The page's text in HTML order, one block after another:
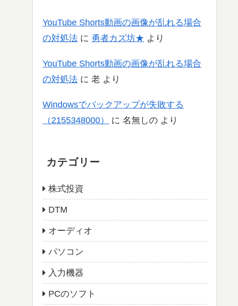
YouTube Shorts動画の画像が乱れる場合
の対処法 に 勇者カズ坊★ より
YouTube Shorts動画の画像が乱れる場合
の対処法 に 老 より
Windowsでバックアップが失敗する
（2155348000）
に 名無しの より
カテゴリー
株式投資
DTM
オーディオ
パソコン
入力機器
PCのソフト